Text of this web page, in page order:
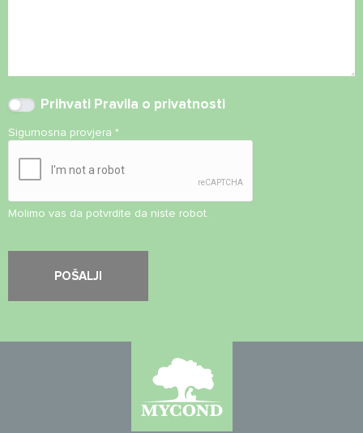
Prihvati Pravila o privatnosti
Sigurnosna provjera *
Molimo vas da potvrdite da niste robot.